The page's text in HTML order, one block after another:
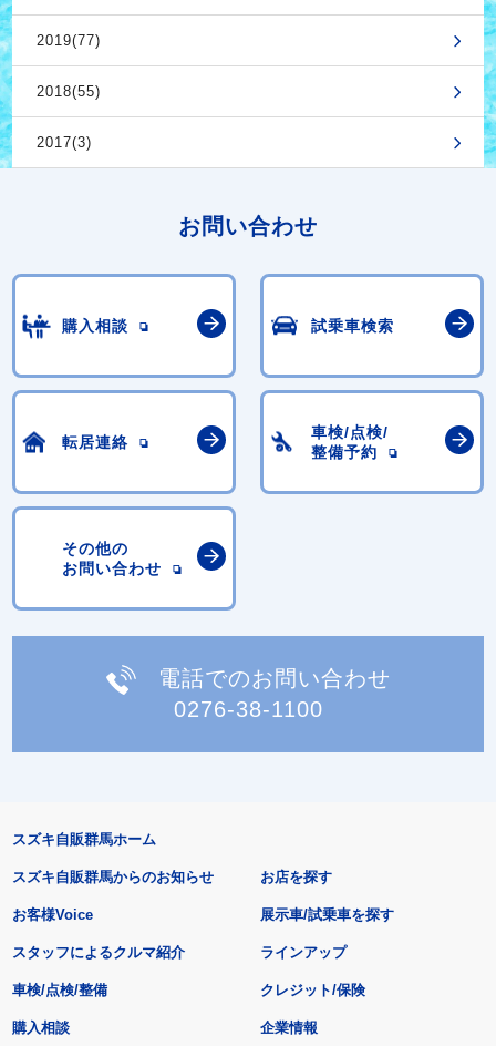
2019(77)
2018(55)
2017(3)
お問い合わせ
購入相談 試乗車検索
転居連絡
車検/点検/
整備予約
その他の
お問い合わせ
電話でのお問い合わせ
0276-38-1100
スズキ自販群馬ホーム
スズキ自販群馬からのお知らせ
お客様Voice
スタッフによるクルマ紹介
お店を探す
展示車/試乗車を探す
ラインアップ
車検/点検/整備 クレジット/保険
購入相談 企業情報